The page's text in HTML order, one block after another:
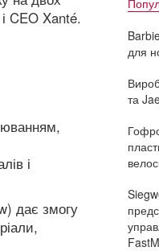
CEO Xanté.
і
дає змогу
для
та